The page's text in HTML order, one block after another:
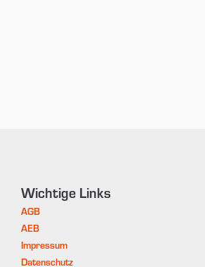
Wichtige Links
AGB
AEB
Impressum
Datenschutz